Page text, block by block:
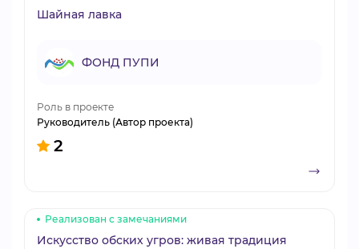
Шайная лавка
ФОНД ПУПИ
Роль в проекте
Руководитель (Автор проекта)
2
Реализован с замечаниями
Искусство обских угров: живая традиция